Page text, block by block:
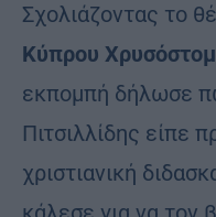
Σχολιάζοντας το
Κύπρου
εκπομπή δήλωσε
Πιτσιλλίδης είπε
χριστιανική